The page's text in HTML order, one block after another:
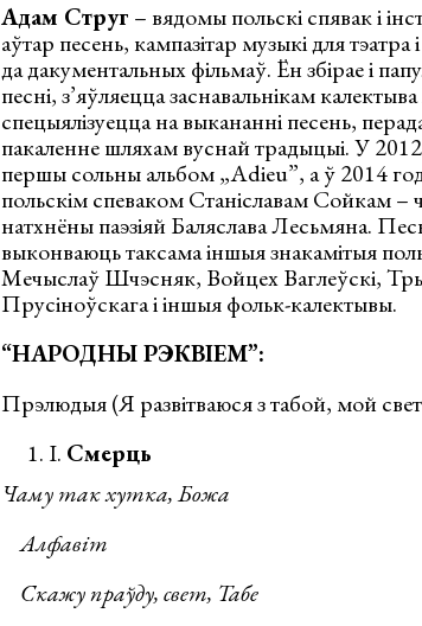
Адам Струг – вядомы польскі спявак і
аўтар песень, кампазітар музыкі для
да дакументальных фільмаў. Ён збірае і
песні, з’яўляецца заснавальнікам
спецыялізуецца на выкананні песень,
пакаленне шляхам вуснай традыцыі. У
першы сольны альбом „Adieu”, a ў 2014
польскім спеваком Станіславам Сойкам –
натхнёны паэзіяй Баляслава Лесьмяна.
выконваюць таксама іншыя знакамітыя
Мечыслаў Шчэсняк, Войцех Ваглеўскі,
Прусіноўскага і іншыя фольк-калектывы.
“НАРОДНЫ РЭКВІЕМ”:
Прэлюдыя (Я развітваюся з табой, мой
I. Смерць
Чаму так хутка, Божа
Алфавіт
Скажу праўду, свет, Табе